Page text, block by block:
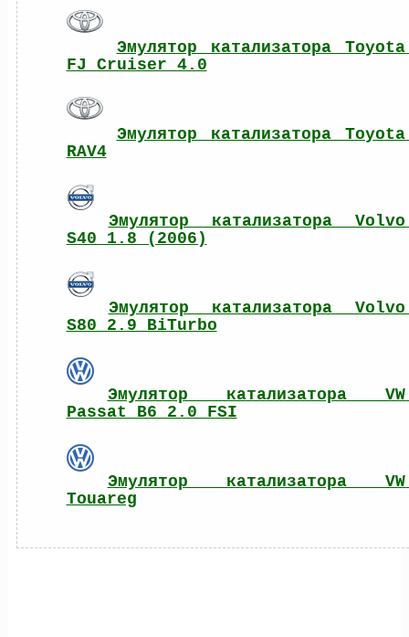
Эмулятор катализатора Toyota
FJ Cruiser 4.0
Эмулятор катализатора Toyota
RAV4
Эмулятор катализатора Volvo
S40 1.8 (2006)
Эмулятор катализатора Volvo
S80 2.9 BiTurbo
Эмулятор катализатора VW
Passat B6 2.0 FSI
Эмулятор катализатора VW
Touareg